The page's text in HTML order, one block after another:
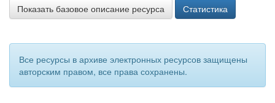
Показать базовое описание ресурса Статистика
Все ресурсы в архиве электронных ресурсов защищены
авторским правом, все права сохранены.